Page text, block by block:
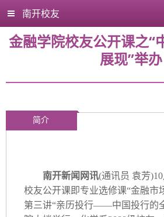
南开校友
金融学院校友公开课之“
展现”举办
简介
南开新闻网讯(通讯员 袁芳
校友公开课即专业选修课“金融市
第三讲“亲历投行——中国投行的